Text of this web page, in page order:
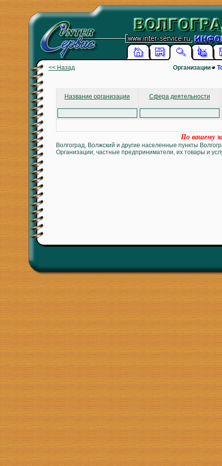
<< Назад Организации
Название организации Сфера деятельности
По вашему
Волгоград, Волжский и другие населенные пункты
Организации, частные предприниматели, их товары и